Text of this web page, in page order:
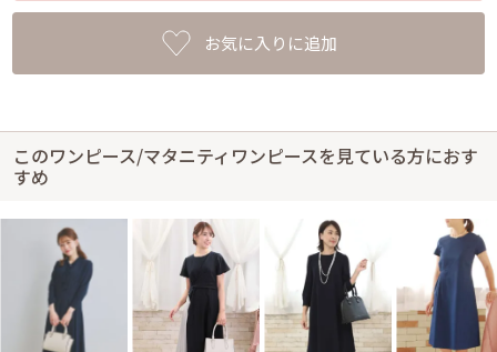
お気に入りに追加
このワンピース/マタニティワンピースを見ている方におす
すめ